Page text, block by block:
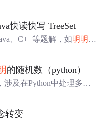
快读快写 TreeSet
、C++等题解，如明明 的
链接参数等技术学习分
的随机数（python）
及在Python中处理多组
转变